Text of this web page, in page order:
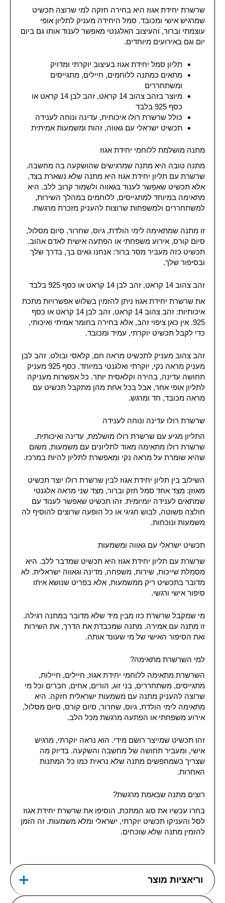
שרשרת יחידת אגוז היא בחירה חזקה למי שרוצה תכשיט
שמרגיש אישי ומכובד. סמל היחידה מעניק לתליון אופי
עוצמתי וברור, והעיצוב האלגנטי מאפשר לענוד אותו גם ביום
יום וגם באירועים מיוחדים.
תליון סמל יחידת אגוז בעיצוב יוקרתי ומדויק
מתאים כמתנה ללוחמים, חיילים, מתגייסים
ומשתחררים
מיוצר בזהב צהוב 14 קראט, זהב לבן 14 קראט או
כסף 925 בלבד
כולל שרשרת רולו איכותית, עדינה ונוחה לענידה
תכשיט ישראלי עם גאווה, זהות ומשמעות אמיתית
מתנה מושלמת ללוחמי יחידת אגוז
מתנה טובה היא מתנה שמרגישים שהושקעה בה מחשבה.
שרשרת עם תליון יחידת אגוז היא מתנה שלא נשארת בצד,
אלא תכשיט שאפשר לענוד בגאווה ולשמור קרוב ללב. היא
מתאימה במיוחד למתגייסים, ללוחמים במהלך השירות,
למשתחררים ולמשפחות שרוצות להעניק מזכרת מרגשת.
זו מתנה שמתאימה לימי הולדת, גיוס, שחרור, סיום מסלול,
סיום קורס, אירוע משפחתי או הפתעה אישית לאדם אהוב.
תכשיט כזה מעביר מסר ברור: אנחנו גאים בך, בדרך שלך
ובסיפור שלך.
זהב צהוב 14 קראט, זהב לבן 14 קראט או כסף 925 בלבד
את שרשרת יחידת אגוז ניתן להזמין בשלוש אפשרויות מתכת
איכותיות: זהב צהוב 14 קראט, זהב לבן 14 קראט או כסף
925. אין כאן ציפוי זהב, אלא בחירה בחומר אמיתי ואיכותי,
כדי לקבל תכשיט יוקרתי, עמיד ומכובד.
זהב צהוב מעניק לתכשיט מראה חם, קלאסי ובולט. זהב לבן
מעניק מראה נקי, יוקרתי ואלגנטי במיוחד. כסף 925 מעניק
תחושה עדינה, בהירה וקלאסית יותר. כל אפשרות מעניקה
לתליון אופי אחר, אבל בכל אחת מהן מתקבל תכשיט עם
מראה מכובד, חד ומרגש.
שרשרת רולו עדינה ונוחה לענידה
התליון מגיע עם שרשרת רולו מושלמת, עדינה ואיכותית.
שרשרת רולו מתאימה מאוד לתליונים עם משמעות, משום
שהיא שומרת על מראה נקי ומאפשרת לתליון להיות במרכז.
השילוב בין תליון יחידת אגוז לבין שרשרת רולו יוצר תכשיט
מאוזן: מצד אחד סמל חזק וברור, מצד שני מראה אלגנטי
שמתאים לענידה יומיומית. זהו תכשיט שאפשר לענוד עם
חולצה פשוטה, לבוש חגיגי או כל הופעה שרוצים להוסיף לה
משמעות ונוכחות.
תכשיט ישראלי עם גאווה ומשמעות
שרשרת עם תליון יחידת אגוז היא תכשיט שמדבר ללב. היא
מסמלת שייכות, שירות, משפחה, מדינה וגאווה ישראלית. לא
מדובר בתכשיט ריק ממשמעות, אלא בפריט שנושא איתו
סיפור אישי ורגשי.
מי שמקבל שרשרת כזו מבין מיד שלא מדובר במתנה רגילה.
זו מתנה עם אמירה. מתנה שמכבדת את הדרך, את השירות
ואת הסיפור האישי של מי שעונד אותה.
למי השרשרת מתאימה?
השרשרת מתאימה ללוחמי יחידת אגוז, חיילים, חיילות,
מתגייסים, משתחררים, בני זוג, הורים, אחים, חברים וכל מי
שרוצה להעניק מתנה עם משמעות ישראלית חזקה. היא
מתאימה לימי הולדת, גיוס, שחרור, סיום קורס, סיום מסלול,
אירוע משפחתי או הפתעה מרגשת מכל הלב.
זהו תכשיט שמייצר רושם מידי. הוא נראה יוקרתי, מרגיש
אישי, ומעביר תחושה של מחשבה והשקעה. בדיוק מה
שצריך כשמחפשים מתנה שלא נראית כמו כל המתנות
האחרות.
רוצים מתנה שבאמת מרגשת?
בחרו עכשיו את סוג המתכת, הוסיפו את שרשרת יחידת אגוז
לסל והעניקו תכשיט יוקרתי, ישראלי ומלא משמעות. זה הזמן
להזמין מתנה שלא שוכחים.
וריאציות מוצר